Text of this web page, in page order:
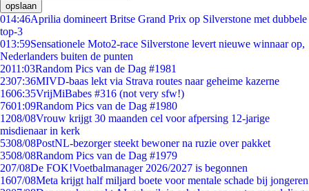
opslaan
014:46Aprilia domineert Britse Grand Prix op Silverstone met dubbele
top-3
013:59Sensationele Moto2-race Silverstone levert nieuwe winnaar op,
Nederlanders buiten de punten
2011:03Random Pics van de Dag #1981
2307:36MIVD-baas lekt via Strava routes naar geheime kazerne
1606:35VrijMiBabes #316 (not very sfw!)
7601:09Random Pics van de Dag #1980
1208/08Vrouw krijgt 30 maanden cel voor afpersing 12-jarige
misdienaar in kerk
5308/08PostNL-bezorger steekt bewoner na ruzie over pakket
3508/08Random Pics van de Dag #1979
207/08De FOK!Voetbalmanager 2026/2027 is begonnen
1607/08Meta krijgt half miljard boete voor mentale schade bij jongeren